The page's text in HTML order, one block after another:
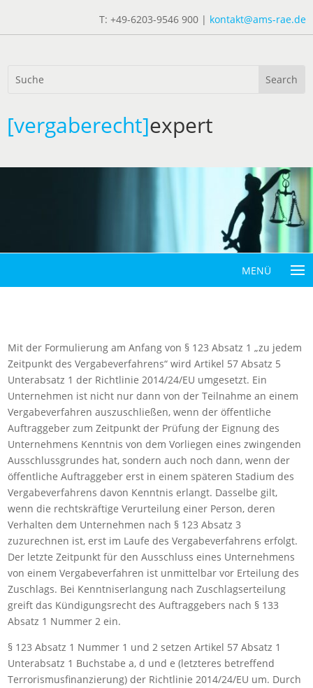
T: +49-6203-9546 900 | kontakt@ams-rae.de
[vergaberecht]expert
Mit der Formulierung am Anfang von § 123 Absatz 1 „zu jedem
Zeitpunkt des Vergabeverfahrens“ wird Artikel 57 Absatz 5
Unterabsatz 1 der Richtlinie 2014/24/EU umgesetzt. Ein
Unternehmen ist nicht nur dann von der Teilnahme an einem
Vergabeverfahren auszuschließen, wenn der öffentliche
Auftraggeber zum Zeitpunkt der Prüfung der Eignung des
Unternehmens Kenntnis von dem Vorliegen eines zwingenden
Ausschlussgrundes hat, sondern auch noch dann, wenn der
öffentliche Auftraggeber erst in einem späteren Stadium des
Vergabeverfahrens davon Kenntnis erlangt. Dasselbe gilt,
wenn die rechtskräftige Verurteilung einer Person, deren
Verhalten dem Unternehmen nach § 123 Absatz 3
zuzurechnen ist, erst im Laufe des Vergabeverfahrens erfolgt.
Der letzte Zeitpunkt für den Ausschluss eines Unternehmens
von einem Vergabeverfahren ist unmittelbar vor Erteilung des
Zuschlags. Bei Kenntniserlangung nach Zuschlagserteilung
greift das Kündigungsrecht des Auftraggebers nach § 133
Absatz 1 Nummer 2 ein.
§ 123 Absatz 1 Nummer 1 und 2 setzen Artikel 57 Absatz 1
Unterabsatz 1 Buchstabe a, d und e (letzteres betreffend
Terrorismusfinanzierung) der Richtlinie 2014/24/EU um. Durch